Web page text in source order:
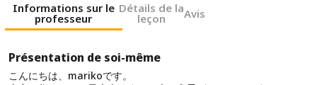
Informations sur le
professeur
Détails de la
leçon Avis
Présentation de soi-même
こんにちは、marikoです。